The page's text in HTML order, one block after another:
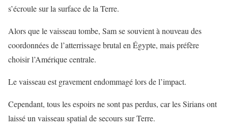
s’écroule sur la surface de la Terre.
Alors que le vaisseau tombe, Sam se souvient à nouveau des
coordonnées de l’atterrissage brutal en Égypte, mais préfère
choisir l’Amérique centrale.
Le vaisseau est gravement endommagé lors de l’impact.
Cependant, tous les espoirs ne sont pas perdus, car les Sirians ont
laissé un vaisseau spatial de secours sur Terre.